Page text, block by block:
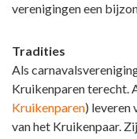
verenigingen een
Tradities
Als
Kruikenparen terecht.
Kruikenparen) leveren
van het Kruikenpaar.